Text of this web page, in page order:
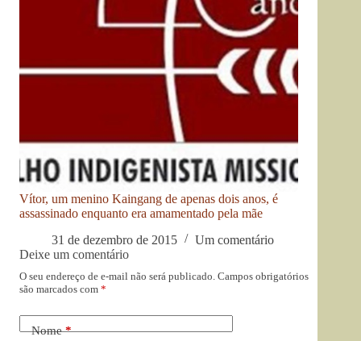
Vítor, um menino Kaingang de apenas dois anos, é
assassinado enquanto era amamentado pela mãe
31 de dezembro de 2015
Um comentário
Deixe um comentário
O seu endereço de e-mail não será publicado. Campos obrigatórios
são marcados com *
Nome*